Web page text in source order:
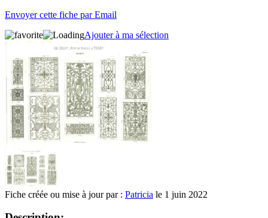
Envoyer cette fiche par Email
Ajouter à ma sélection
Fiche créée ou mise à jour par : Patricia le 1 juin 2022